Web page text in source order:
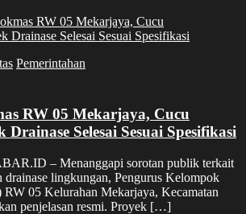
Pemerintahan
RW 05 Mekarjaya, Cucu
Selesai Sesuai Spesifikasi
– Menanggapi sorotan publik terkait
drainase lingkungan, Pengurus Kelompok
RW 05 Kelurahan Mekarjaya, Kecamatan
penjelasan resmi. Proyek […]